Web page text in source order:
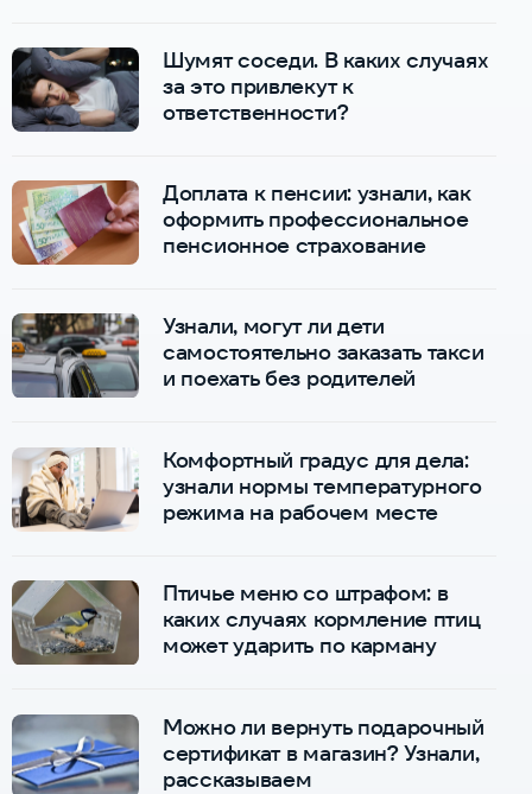
Шумят соседи. В каких случаях
за это привлекут к
ответственности?
Доплата к пенсии: узнали, как
оформить профессиональное
пенсионное страхование
Узнали, могут ли дети
самостоятельно заказать такси
и поехать без родителей
Комфортный градус для дела:
узнали нормы температурного
режима на рабочем месте
Птичье меню со штрафом: в
каких случаях кормление птиц
может ударить по карману
Можно ли вернуть подарочный
сертификат в магазин? Узнали,
рассказываем